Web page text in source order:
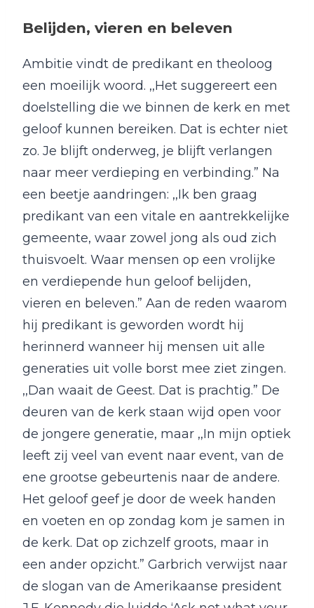
Belijden, vieren en beleven
Ambitie vindt de predikant en theoloog
een moeilijk woord. ,,Het suggereert een
doelstelling die we binnen de kerk en met
geloof kunnen bereiken. Dat is echter niet
zo. Je blijft onderweg, je blijft verlangen
naar meer verdieping en verbinding.” Na
een beetje aandringen: ,,Ik ben graag
predikant van een vitale en aantrekkelijke
gemeente, waar zowel jong als oud zich
thuisvoelt. Waar mensen op een vrolijke
en verdiepende hun geloof belijden,
vieren en beleven.” Aan de reden waarom
hij predikant is geworden wordt hij
herinnerd wanneer hij mensen uit alle
generaties uit volle borst mee ziet zingen.
,,Dan waait de Geest. Dat is prachtig.” De
deuren van de kerk staan wijd open voor
de jongere generatie, maar ,,In mijn optiek
leeft zij veel van event naar event, van de
ene grootse gebeurtenis naar de andere.
Het geloof geef je door de week handen
en voeten en op zondag kom je samen in
de kerk. Dat op zichzelf groots, maar in
een ander opzicht.” Garbrich verwijst naar
de slogan van de Amerikaanse president